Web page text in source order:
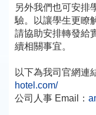
另外我們也可安排
驗。
以讓學生更瞭
請協助安排轉發給
續相關事宜。
以下為我司官網連
hotel.com/
公司人事 Email：